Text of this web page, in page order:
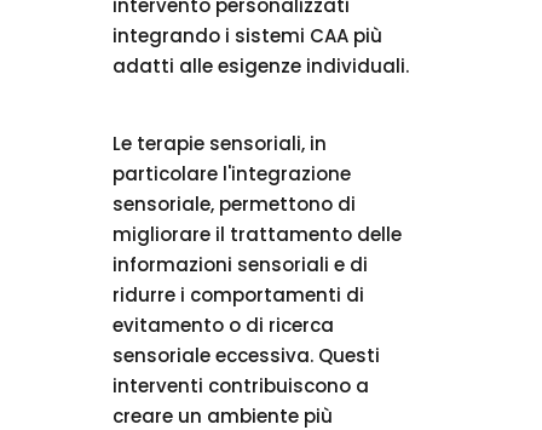
intervento personalizzati
integrando i sistemi CAA più
adatti alle esigenze individuali.
Le terapie sensoriali, in
particolare l'integrazione
sensoriale, permettono di
migliorare il trattamento delle
informazioni sensoriali e di
ridurre i comportamenti di
evitamento o di ricerca
sensoriale eccessiva. Questi
interventi contribuiscono a
creare un ambiente più